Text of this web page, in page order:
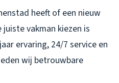
heeft of een nieuw
vakman kiezen is
ervaring, 24/7 service en
wij betrouwbare